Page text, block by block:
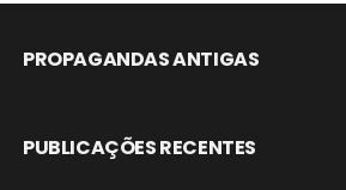
PROPAGANDAS ANTIGAS
PUBLICAÇÕES RECENTES